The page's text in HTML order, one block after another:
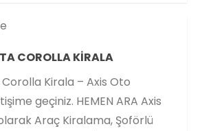
COROLLA KIRALA
Kirala – Axis Oto
geçiniz. HEMEN ARA Axis
Araç Kiralama, Şoförlü